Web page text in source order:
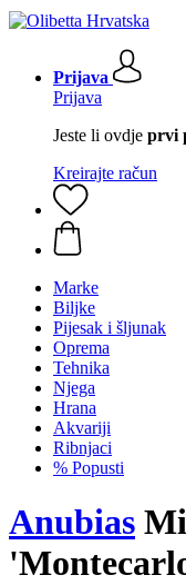
Prijava
Prijava
Jeste li ovdje prvi
Kreirajte račun
Marke
Biljke
Pijesak i šljunak
Oprema
Tehnika
Njega
Hrana
Akvariji
Ribnjaci
% Popusti
Anubias